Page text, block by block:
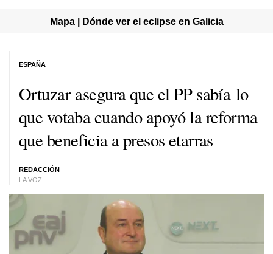
Mapa | Dónde ver el eclipse en Galicia
Ortuzar asegura que el PP sabía lo
que votaba cuando apoyó la reforma
que beneficia a presos etarras
REDACCIÓN
LA VOZ
ESPAÑA